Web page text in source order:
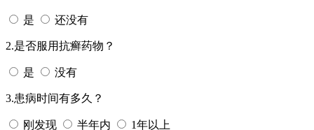
是 还没有
2.是否服用抗癣药物？
是 没有
3.患病时间有多久？
刚发现 半年内 1年以上